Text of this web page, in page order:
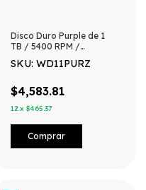
Disco Duro Purple de 1
TB / 5400 RPM /
Soluciones de
7 / 3 Años de Garantia
SKU: WD11PURZ
$4,583.81
12 x $465.37